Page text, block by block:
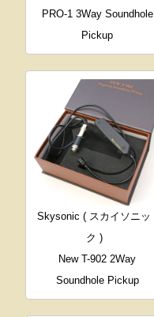
PRO-1 3Way Soundhole
Pickup
Skysonic ( スカイソニッ
ク )
New T-902 2Way
Soundhole Pickup